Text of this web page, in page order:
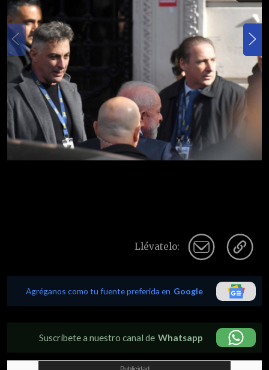
Llévatelo:
Agréganos como tu fuente preferida en Google
Suscríbete a nuestro canal de Whatsapp